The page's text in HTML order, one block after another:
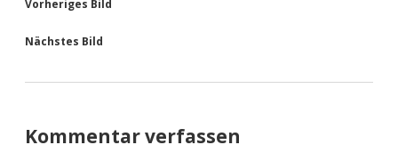
Vorheriges Bild
Nächstes Bild
Kommentar verfassen